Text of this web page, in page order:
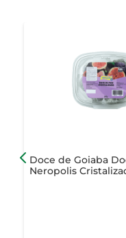
Doce de Goiaba
Neropolis